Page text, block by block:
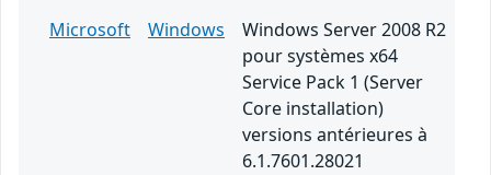
Microsoft
Windows
Windows Server 2008 R2
pour systèmes x64
Service Pack 1 (Server
Core installation)
versions antérieures à
6.1.7601.28021